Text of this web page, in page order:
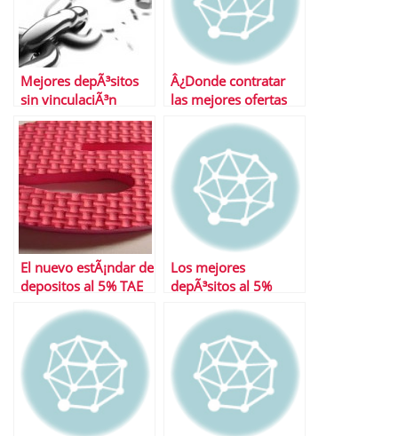
Mejores depÃ³sitos
sin vinculaciÃ³n
Â¿Donde contratar
las mejores ofertas
El nuevo estÃ¡ndar de
depositos al 5% TAE
Los mejores
depÃ³sitos al 5%